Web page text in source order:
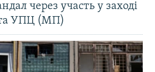
через участь у заході
УПЦ (МП)